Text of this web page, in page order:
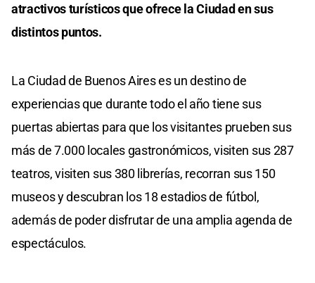
atractivos turísticos que ofrece la Ciudad en sus
distintos puntos.
La Ciudad de Buenos Aires es un destino de
experiencias que durante todo el año tiene sus
puertas abiertas para que los visitantes prueben sus
más de 7.000 locales gastronómicos, visiten sus 287
teatros, visiten sus 380 librerías, recorran sus 150
museos y descubran los 18 estadios de fútbol,
además de poder disfrutar de una amplia agenda de
espectáculos.